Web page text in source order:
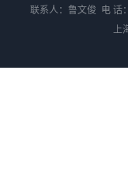
联系人：鲁文俊 电 话
上